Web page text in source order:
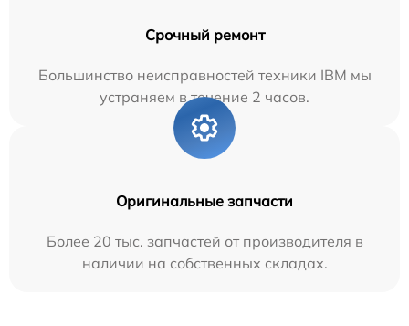
Срочный ремонт
Большинство неисправностей техники IBM мы
устраняем в течение 2 часов.
Оригинальные запчасти
Более 20 тыс. запчастей от производителя в
наличии на собственных складах.